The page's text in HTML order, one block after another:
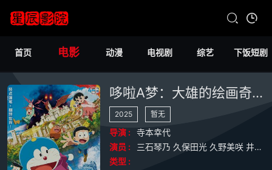
首页 电影 动漫 电视剧 综艺 下饭短剧
哆啦A梦：大雄的绘画奇遇记
2025 暂无
导演 :
寺本幸代
演员 :
三石琴乃 久保田光 久野美咲 井口祐一
类型 :